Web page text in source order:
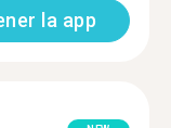
la app